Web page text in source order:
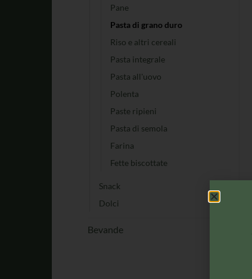
Pane
Pasta di grano duro
Riso e altri cereali
Pasta integrale
Pasta all'uovo
Polenta
Paste ripieni
Pasta di semola
Farina
Fette biscottate
Snack
Dolci
Bevande